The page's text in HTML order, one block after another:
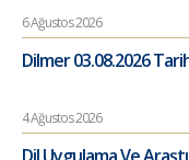
6 Ağustos 2026
Dilmer 03.08.2026
4 Ağustos 2026